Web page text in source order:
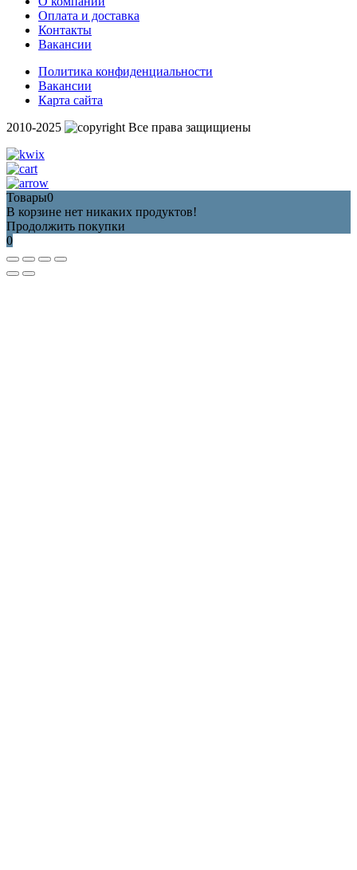
Оплата и доставка
Контакты
Вакансии
Политика конфиденциальности
Вакансии
Карта сайта
2010-2025
Все права защищиены
Товары0
В корзине нет никаких продуктов!
Продолжить покупки
0